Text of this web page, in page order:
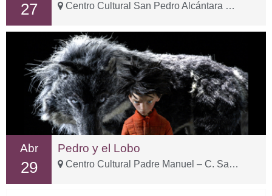
27 Centro Cultural San Pedro Alcántara – C. Sp Tolox, 3
Abr
29
Pedro y el Lobo
Centro Cultural Padre Manuel – C. San Fernando, 2